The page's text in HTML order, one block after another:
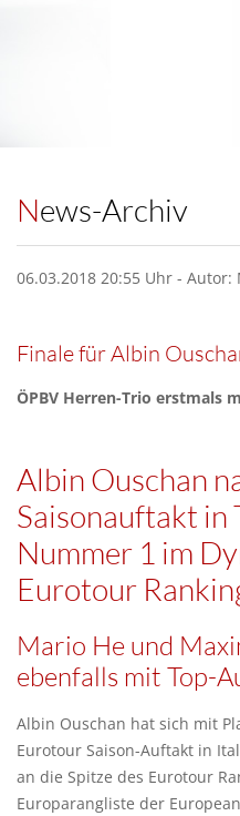
News-Archiv
06.03.2018 20:55 Uhr -
Finale für Albin
ÖPBV Herren-Trio erstmals
Albin Ouschan
Saisonauftakt in
Nummer 1 im
Eurotour
Mario He und
ebenfalls mit Top-
Albin Ouschan hat sich mit
Eurotour Saison-Auftakt in
an die Spitze des Eurotour
Europarangliste der